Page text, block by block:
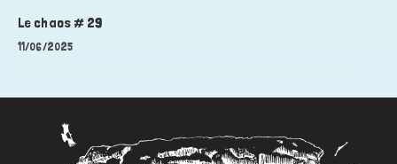
Le chaos # 29
11/06/2025